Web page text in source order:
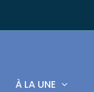
À LA UNE